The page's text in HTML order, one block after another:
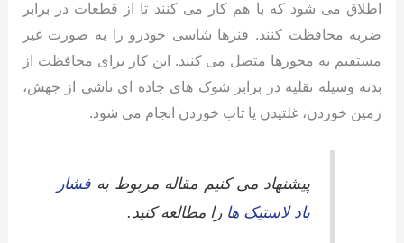
اطلاق می شود که با هم کار می کنند تا از قطعات در برابر
ضربه محافظت کنند. فنرها شاسی خودرو را به صورت غیر
مستقیم به محورها متصل می کنند. این کار برای محافظت از
بدنه وسیله نقلیه در برابر شوک های جاده ای ناشی از جهش،
زمین خوردن، غلتیدن یا تاب خوردن انجام می شود.
پیشنهاد می کنیم مقاله مربوط بهفشار
باد لاستیک ها را مطالعه کنید.